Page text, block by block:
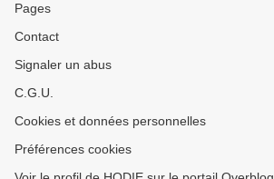
Pages
Contact
Signaler un abus
C.G.U.
Cookies et données personnelles
Préférences cookies